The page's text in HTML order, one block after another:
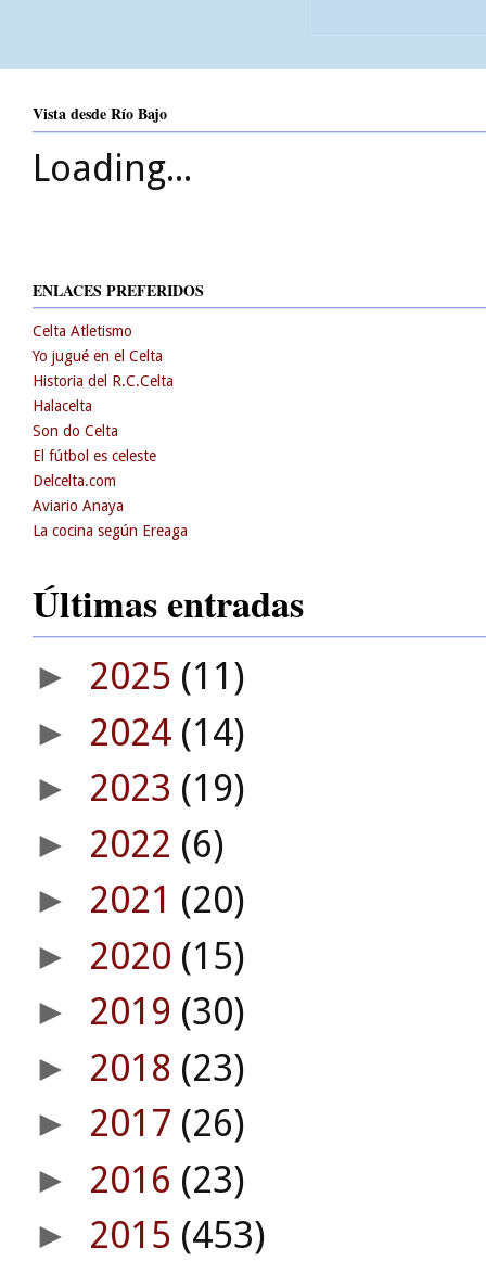
Vista desde Río Bajo
Loading...
ENLACES PREFERIDOS
Celta Atletismo
Yo jugué en el Celta
Historia del R.C.Celta
Halacelta
Son do Celta
El fútbol es celeste
Delcelta.com
Aviario Anaya
La cocina según Ereaga
Últimas entradas
► 2025 (11)
► 2024 (14)
► 2023 (19)
► 2022 (6)
► 2021 (20)
► 2020 (15)
► 2019 (30)
► 2018 (23)
► 2017 (26)
► 2016 (23)
► 2015 (453)